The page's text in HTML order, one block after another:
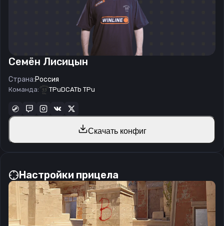
Семён Лисицын
Страна:Россия
Команда: TPuDCATb TPu
Скачать конфиг
Настройки прицела